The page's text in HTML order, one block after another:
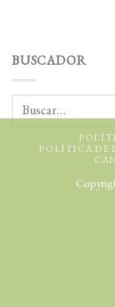
BUSCADOR
POLÍTICA DE